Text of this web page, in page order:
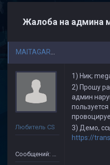
Жалоба на админа
Любитель CS
Сообщений: 110
1) Ник;
2) Прошу
админ
3) Демо,
https://